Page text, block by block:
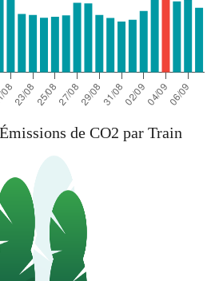
de CO2 par Train